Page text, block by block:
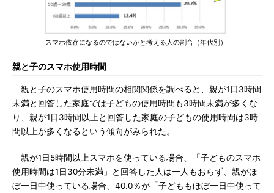
スマホ依存になるのではないかと考える人の割合（年代別）
親と子のスマホ使用時間
親と子のスマホ使用時間の相関関係を調べると、親が1日3時間
未満と回答した家庭では子どもの使用時間も3時間未満が多くな
り、親が1日3時間以上と回答した家庭の子どもの使用時間は3時
間以上が多くなるという傾向がみられた。
親が1日5時間以上スマホを使っている場合、「子どものスマホ
使用時間は1日30分未満」と回答した人は一人もおらず、親がほ
ぼ一日中使っている場合、40.0％が「子どももほぼ一日中使って